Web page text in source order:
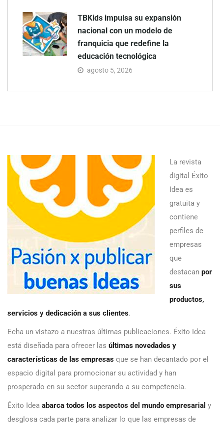
TBKids impulsa su expansión
nacional con un modelo de
franquicia que redefine la
educación tecnológica
agosto 5, 2026
La revista
digital Éxito
Idea es
gratuita y
contiene
perfiles de
empresas
que
destacan por
sus
productos,
servicios y dedicación a sus clientes.
Echa un vistazo a nuestras últimas publicaciones. Éxito Idea
está diseñada para ofrecer las últimas novedades y
características de las empresas que se han decantado por el
espacio digital para promocionar su actividad y han
prosperado en su sector superando a su competencia.
Éxito Idea abarca todos los aspectos del mundo empresarial y
desglosa cada parte para analizar lo que las empresas de